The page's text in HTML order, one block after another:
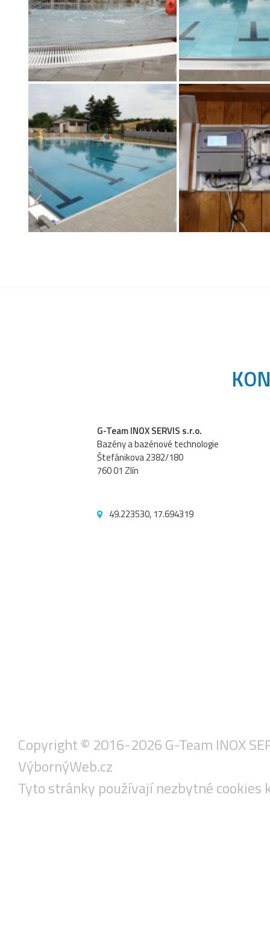
G-Team INOX SERVIS s.r.o.
Bazény a bazénové technologie
Štefánikova 2382/180
760 01 Zlín
49.223530, 17.694319
Copyright © 2016-2026 G-Team INOX
VýbornýWeb.cz
Tyto stránky používají nezbytné cookies